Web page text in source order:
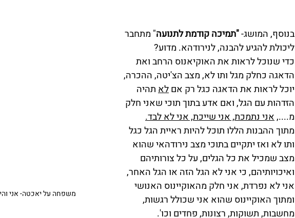
משפחה על יאכטה- אני
בנוסף, המושג- "תמיכה קודמת לתנועה" מתחבר
ליכולת להגיע להבנה, לנירודהא. מדוע?
כדי שנוכל לראות את האוקיאנוס הרחב ואת
הדאגה כחלק מגל ותו לא, מצב הצ'יטה, ההכרה,
יוכל לראות את הדאגה כגל רק אם לא תהיה
הזדהות עם הגל, ואם אדע בתוך תוכי שאני חלק
מ...., אני נתמכת, אני שייכת, אני לא לבד.
מתוך ההבנות הללו תוכל להיות ראיית הגל כגל
ותו לא ואז יתקיים בתוכי מצב נירודהאי שהוא
מצב שמכיל את כל הגלים, על כל צורותיהם
ואיכויותיהם, כי אני לא הגל הזה או הגל האחר,
אני לא נפרדת, אני חלק מהאוקיינוס האנושי
ומתוך האוקיינוס שהוא אני שכולל רגשות,
מחשבות, תשוקות, רצונות, פחדים וכו'.